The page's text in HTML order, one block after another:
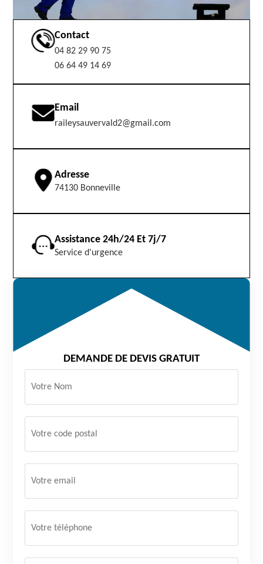
Contact
04 82 29 90 75
06 64 49 14 69
Email
raileysauvervald2@gmail.com
Adresse
74130 Bonneville
Assistance 24h/24 Et 7j/7
Service d'urgence
DEMANDE DE DEVIS GRATUIT